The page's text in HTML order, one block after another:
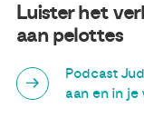
Luister het
aan pelottes
Podcast
aan en in